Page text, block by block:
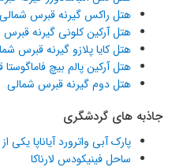
هتل راکس گیرنه قبرس شمالی
هتل آرکین کلونی گیرنه
هتل کایا پلازو گیرنه قبرس
هتل آرکین پالم بیچ
هتل دوم گیرنه قبرس شمالی
جاذبه های گردشگری
پارک آبی واترورد آیاناپا یکی
ساحل فینیکودس لارناکا